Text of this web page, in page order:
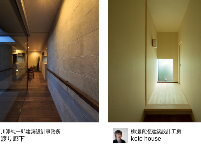
川添純一郎建築設計事務所
渡り廊下
柳瀬真澄建築設計工房
koto house